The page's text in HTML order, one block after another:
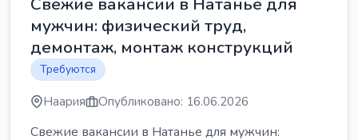
мужчин: физический труд,
демонтаж, монтаж конструкций
Требуются
Наария Опубликовано: 16.06.2026
Свежие вакансии в Натанье для мужчин: